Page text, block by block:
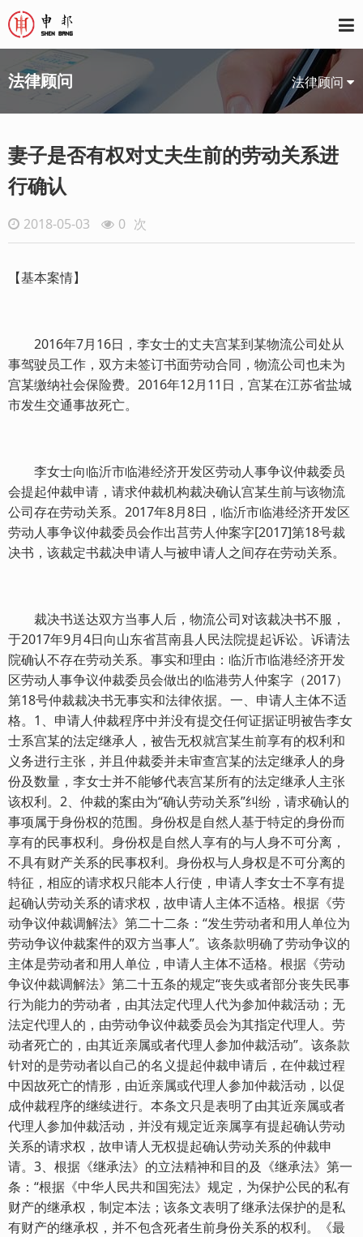
法律顾问 法律顾问
妻子是否有权对丈夫生前的劳动关系进
行确认
2018-05-03 0 次
【基本案情】
2016年7月16日，李女士的丈夫宫某到某物流公司处从
事驾驶员工作，双方未签订书面劳动合同，物流公司也未为
宫某缴纳社会保险费。2016年12月11日，宫某在江苏省盐城
市发生交通事故死亡。
李女士向临沂市临港经济开发区劳动人事争议仲裁委员
会提起仲裁申请，请求仲裁机构裁决确认宫某生前与该物流
公司存在劳动关系。2017年8月8日，临沂市临港经济开发区
劳动人事争议仲裁委员会作出莒劳人仲案字[2017]第18号裁
决书，该裁定书裁决申请人与被申请人之间存在劳动关系。
裁决书送达双方当事人后，物流公司对该裁决书不服，
于2017年9月4日向山东省莒南县人民法院提起诉讼。诉请法
院确认不存在劳动关系。事实和理由：临沂市临港经济开发
区劳动人事争议仲裁委员会做出的临港劳人仲案字（2017）
第18号仲裁裁决书无事实和法律依据。一、申请人主体不适
格。1、申请人仲裁程序中并没有提交任何证据证明被告李女
士系宫某的法定继承人，被告无权就宫某生前享有的权利和
义务进行主张，并且仲裁委并未审查宫某的法定继承人的身
份及数量，李女士并不能够代表宫某所有的法定继承人主张
该权利。2、仲裁的案由为“确认劳动关系”纠纷，请求确认的
事项属于身份权的范围。身份权是自然人基于特定的身份而
享有的民事权利。身份权是自然人享有的与人身不可分离，
不具有财产关系的民事权利。身份权与人身权是不可分离的
特征，相应的请求权只能本人行使，申请人李女士不享有提
起确认劳动关系的请求权，故申请人主体不适格。根据《劳
动争议仲裁调解法》第二十二条：“发生劳动者和用人单位为
劳动争议仲裁案件的双方当事人”。该条款明确了劳动争议的
主体是劳动者和用人单位，申请人主体不适格。根据《劳动
争议仲裁调解法》第二十五条的规定“丧失或者部分丧失民事
行为能力的劳动者，由其法定代理人代为参加仲裁活动；无
法定代理人的，由劳动争议仲裁委员会为其指定代理人。劳
动者死亡的，由其近亲属或者代理人参加仲裁活动”。该条款
针对的是劳动者以自己的名义提起仲裁申请后，在仲裁过程
中因故死亡的情形，由近亲属或代理人参加仲裁活动，以促
成仲裁程序的继续进行。本条文只是表明了由其近亲属或者
代理人参加仲裁活动，并没有规定近亲属享有提起确认劳动
关系的请求权，故申请人无权提起确认劳动关系的仲裁申
请。3、根据《继承法》的立法精神和目的及《继承法》第一
条：“根据《中华人民共和国宪法》规定，为保护公民的私有
财产的继承权，制定本法；该条文表明了继承法保护的是私
有财产的继承权，并不包含死者生前身份关系的权利。《最